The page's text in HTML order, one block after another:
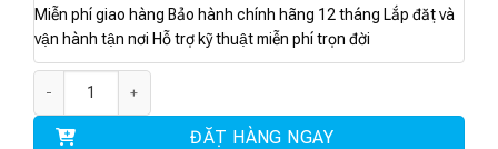
Miễn phí giao hàng Bảo hành chính hãng 12 tháng Lắp đặt và
vận hành tận nơi Hỗ trợ kỹ thuật miễn phí trọn đời
ĐẶT HÀNG NGAY